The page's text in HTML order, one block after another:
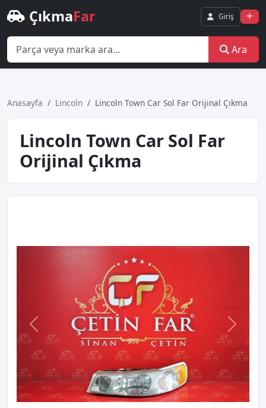
ÇıkmaFar Giriş
Ara
Anasayfa Lincoln Lincoln Town Car Sol Far Orijinal Çıkma
Lincoln Town Car Sol Far
Orijinal Çıkma